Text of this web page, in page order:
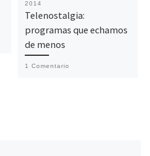
2014
Telenostalgia:
programas que echamos
de menos
1 Comentario